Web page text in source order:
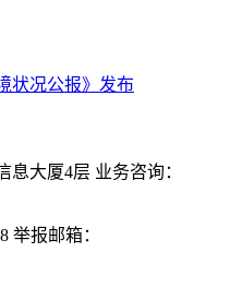
状况公报》发布
大厦4层 业务咨询：
举报邮箱：